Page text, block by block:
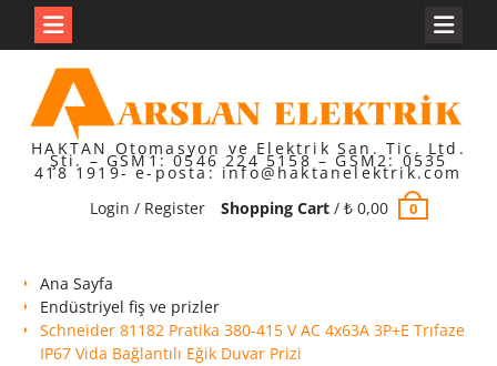
content
HAKTAN Otomasyon ve Elektrik San. Tic. Ltd.
Şti. – GSM1: 0546 224 5158 – GSM2: 0535
418 1919- e-posta: info@haktanelektrik.com
Login / Register
Shopping Cart/ ₺0,00 0
Ana Sayfa
Endüstriyel fiş ve prizler
Schneider 81182 Pratika 380-415 V AC 4x63A 3P+E Trıfaze
IP67 Vida Bağlantılı Eğik Duvar Prizi